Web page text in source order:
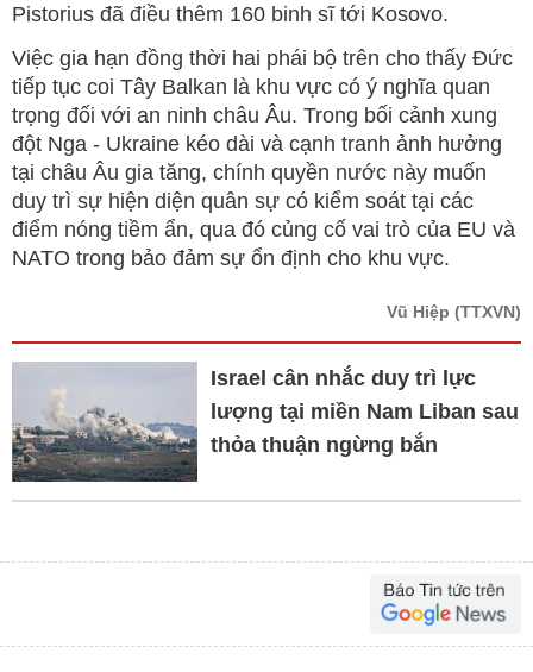
Pistorius đã điều thêm 160 binh sĩ tới Kosovo.
Việc gia hạn đồng thời hai phái bộ trên cho thấy Đức
tiếp tục coi Tây Balkan là khu vực có ý nghĩa quan
trọng đối với an ninh châu Âu. Trong bối cảnh xung
đột Nga - Ukraine kéo dài và cạnh tranh ảnh hưởng
tại châu Âu gia tăng, chính quyền nước này muốn
duy trì sự hiện diện quân sự có kiểm soát tại các
điểm nóng tiềm ẩn, qua đó củng cố vai trò của EU và
NATO trong bảo đảm sự ổn định cho khu vực.
Vũ Hiệp (TTXVN)
Israel cân nhắc duy trì lực
lượng tại miền Nam Liban sau
thỏa thuận ngừng bắn